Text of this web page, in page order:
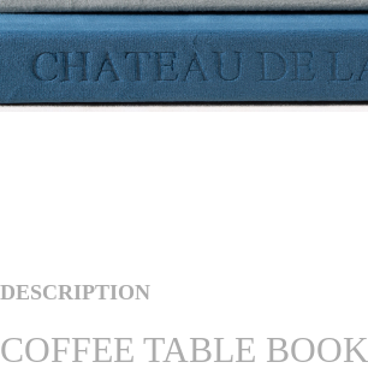
DESCRIPTION
COFFEE TABLE BOOK